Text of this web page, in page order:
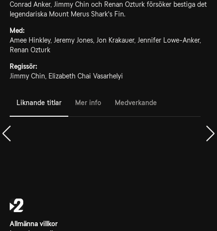
Conrad Anker, Jimmy Chin och Renan Ozturk försöker bestiga det
legendariska Mount Merus Shark's Fin.
Med:
Amee Hinkley, Jeremy Jones, Jon Krakauer, Jennifer Lowe-Anker,
Renan Ozturk
Regissör:
Jimmy Chin, Elizabeth Chai Vasarhelyi
Liknande titlar Mer info Medverkande
Allmänna villkor